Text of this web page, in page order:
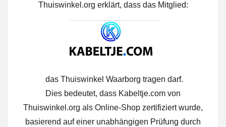
Thuiswinkel.org erklärt, dass das Mitglied:
das Thuiswinkel Waarborg tragen darf.
Dies bedeutet, dass Kabeltje.com von
Thuiswinkel.org als Online-Shop zertifiziert wurde,
basierend auf einer unabhängigen Prüfung durch